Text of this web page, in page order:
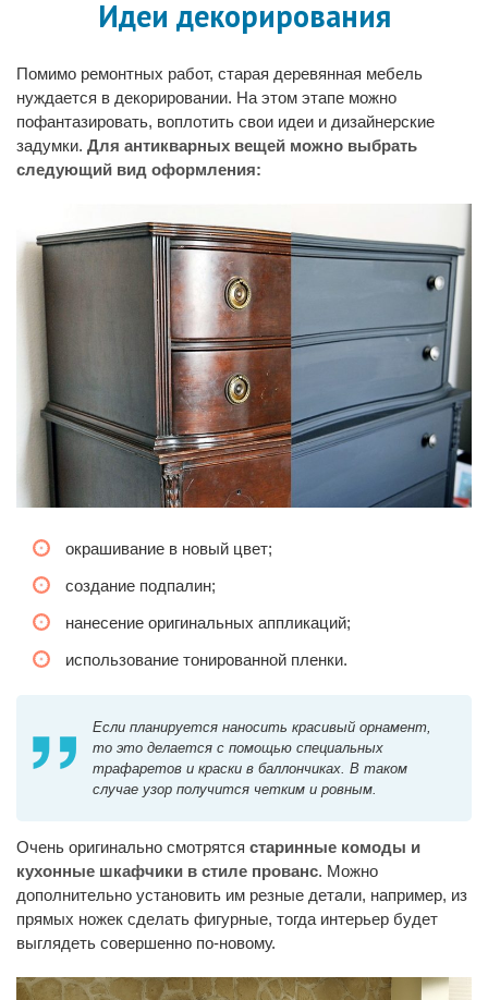
Идеи декорирования
Помимо ремонтных работ, старая деревянная мебель
нуждается в декорировании. На этом этапе можно
пофантазировать, воплотить свои идеи и дизайнерские
задумки. Для антикварных вещей можно выбрать
следующий вид оформления:
окрашивание в новый цвет;
создание подпалин;
нанесение оригинальных аппликаций;
использование тонированной пленки.
Если планируется наносить красивый орнамент,
то это делается с помощью специальных
трафаретов и краски в баллончиках. В таком
случае узор получится четким и ровным.
Очень оригинально смотрятся старинные комоды и
кухонные шкафчики в стиле прованс. Можно
дополнительно установить им резные детали, например, из
прямых ножек сделать фигурные, тогда интерьер будет
выглядеть совершенно по-новому.